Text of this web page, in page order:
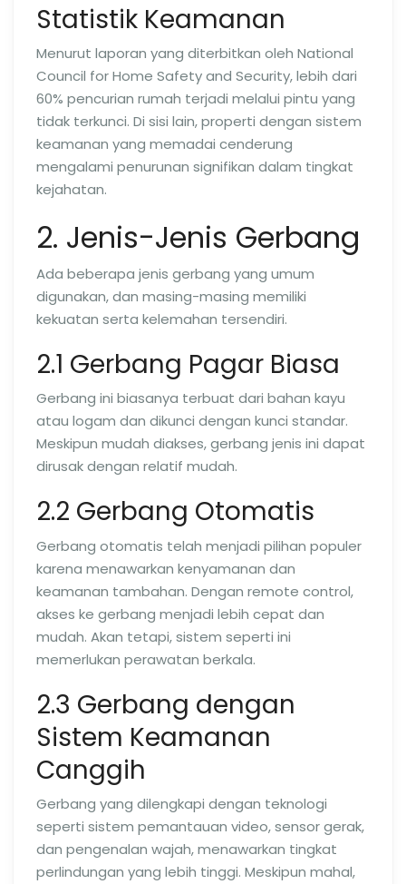
Statistik Keamanan
Menurut laporan yang diterbitkan oleh National
Council for Home Safety and Security, lebih dari
60% pencurian rumah terjadi melalui pintu yang
tidak terkunci. Di sisi lain, properti dengan sistem
keamanan yang memadai cenderung
mengalami penurunan signifikan dalam tingkat
kejahatan.
2. Jenis-Jenis Gerbang
Ada beberapa jenis gerbang yang umum
digunakan, dan masing-masing memiliki
kekuatan serta kelemahan tersendiri.
2.1 Gerbang Pagar Biasa
Gerbang ini biasanya terbuat dari bahan kayu
atau logam dan dikunci dengan kunci standar.
Meskipun mudah diakses, gerbang jenis ini dapat
dirusak dengan relatif mudah.
2.2 Gerbang Otomatis
Gerbang otomatis telah menjadi pilihan populer
karena menawarkan kenyamanan dan
keamanan tambahan. Dengan remote control,
akses ke gerbang menjadi lebih cepat dan
mudah. Akan tetapi, sistem seperti ini
memerlukan perawatan berkala.
2.3 Gerbang dengan
Sistem Keamanan
Canggih
Gerbang yang dilengkapi dengan teknologi
seperti sistem pemantauan video, sensor gerak,
dan pengenalan wajah, menawarkan tingkat
perlindungan yang lebih tinggi. Meskipun mahal,